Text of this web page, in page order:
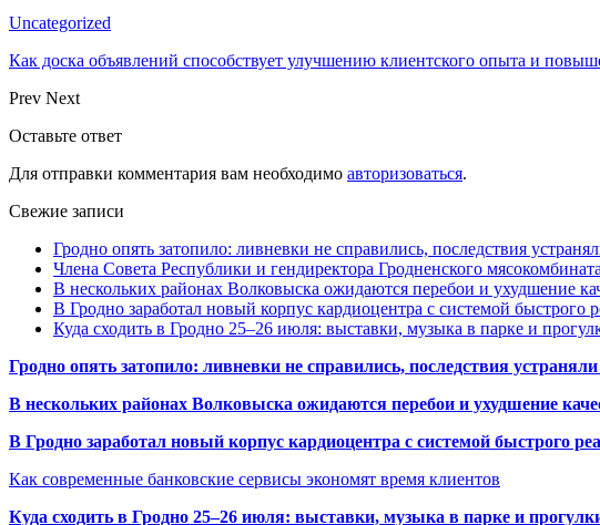
Uncategorized
Как доска объявлений способствует улучшению клиентского опыта и
Prev Next
Оставьте ответ
Для отправки комментария вам необходимо авторизоваться.
Свежие записи
Гродно опять затопило: ливневки не справились, последствия
Члена Совета Республики и гендиректора Гродненского
В нескольких районах Волковыска ожидаются перебои и ухудшение
В Гродно заработал новый корпус кардиоцентра с системой быстрого
Куда сходить в Гродно 25–26 июля: выставки, музыка в парке и
Гродно опять затопило: ливневки не справились, последствия
В нескольких районах Волковыска ожидаются перебои и ухудшение
В Гродно заработал новый корпус кардиоцентра с системой быстрого
Как современные банковские сервисы экономят время клиентов
Куда сходить в Гродно 25–26 июля: выставки, музыка в парке и